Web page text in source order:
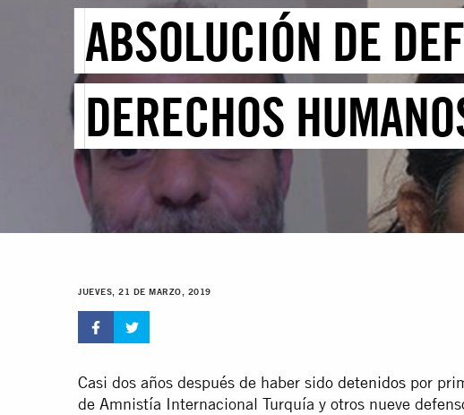
ABSOLUCIÓN DE
DERECHOS
JUEVES, 21 DE MARZO, 2019
Casi dos años después de haber sido detenidos por
de Amnistía Internacional Turquía y otros nueve